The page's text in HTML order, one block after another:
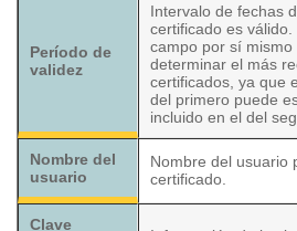
Período de
validez
Intervalo de fechas
certificado es
campo por sí mismo
determinar el más
certificados, ya que
del primero puede
incluido en el del
Nombre del
usuario
Nombre del usuario
certificado.
Clave